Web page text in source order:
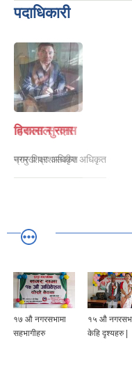
पदाधिकारी
हिरालाल राना
नगर शिक्षा अधिकृत
१७ औ नगरसभामा
सहभागीहरु
१५ औ
केहि दृश्यहरु |